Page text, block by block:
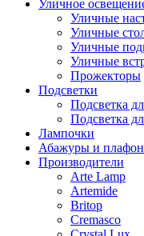
Уличное
Уличные
Уличные
Уличные
Уличные
Прожекторы
Подсветки
Подсветка
Подсветка
Лампочки
Абажуры и
Производители
Arte Lamp
Artemide
Britop
Cremasco